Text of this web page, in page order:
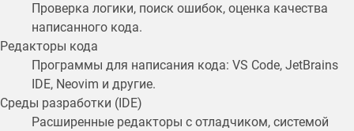
Проверка логики, поиск ошибок, оценка качества
написанного кода.
Редакторы кода
Программы для написания кода: VS Code, JetBrains
IDE, Neovim и другие.
Среды разработки (IDE)
Расширенные редакторы с отладчиком, системой